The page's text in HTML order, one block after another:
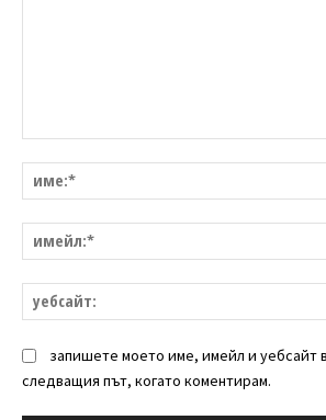
запишете моето име, имейл и уебсайт
следващия път, когато коментирам.